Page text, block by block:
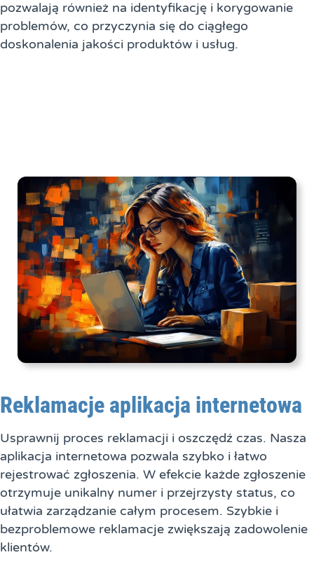
pozwalają również na identyfikację i korygowanie
problemów, co przyczynia się do ciągłego
doskonalenia jakości produktów i usług.
Reklamacje aplikacja internetowa
Usprawnij proces reklamacji i oszczędź czas. Nasza
aplikacja internetowa pozwala szybko i łatwo
rejestrować zgłoszenia. W efekcie każde zgłoszenie
otrzymuje unikalny numer i przejrzysty status, co
ułatwia zarządzanie całym procesem. Szybkie i
bezproblemowe reklamacje zwiększają zadowolenie
klientów.